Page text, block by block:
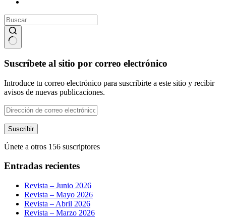
resultados
Suscríbete al sitio por correo electrónico
Introduce tu correo electrónico para suscribirte a este sitio y recibir
avisos de nuevas publicaciones.
Dirección
de
correo
electrónico
Suscribir
Únete a otros 156 suscriptores
Entradas recientes
Revista – Junio 2026
Revista – Mayo 2026
Revista – Abril 2026
Revista – Marzo 2026